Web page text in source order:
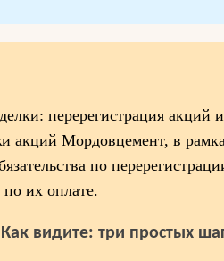
перерегистрация акций
акций Мордовцемент, в
по
по их оплате.
Как видите: три простых